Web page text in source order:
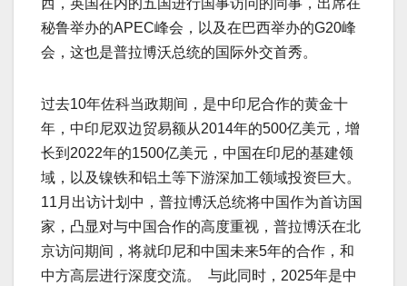
秘鲁举办的APEC峰会，以及在巴西举办的G20峰
会，这也是普拉博沃总统的国际外交首秀。
过去10年佐科当政期间，是中印尼合作的黄金十
年，中印尼双边贸易额从2014年的500亿美元，增
长到2022年的1500亿美元，中国在印尼的基建领
域，以及镍铁和铝土等下游深加工领域投资巨大。
11月出访计划中，普拉博沃总统将中国作为首访国
家，凸显对与中国合作的高度重视，普拉博沃在北
京访问期间，将就印尼和中国未来5年的合作，和
中方高层进行深度交流。 与此同时，2025年是中